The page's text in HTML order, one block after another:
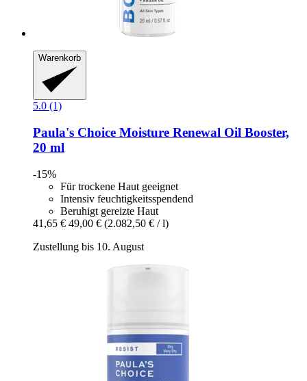
Warenkorb
5.0 (1)
Paula's Choice Moisture Renewal Oil Booster,
20 ml
-15%
Für trockene Haut geeignet
Intensiv feuchtigkeitsspendend
Beruhigt gereizte Haut
41,65 € 49,00 € (2.082,50 € / l)
Zustellung bis 10. August